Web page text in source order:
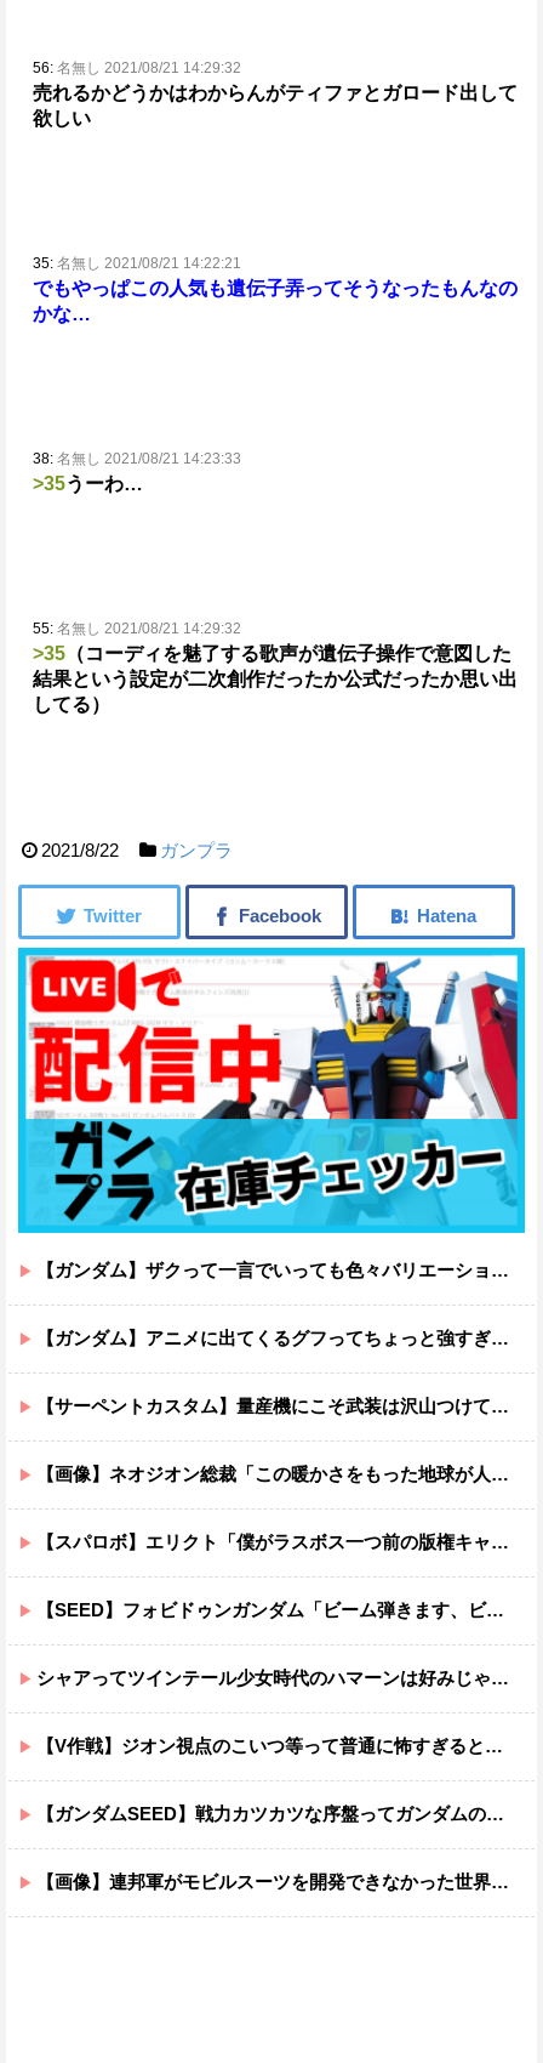
56: 名無し 2021/08/21 14:29:32
売れるかどうかはわからんがティファとガロード出して
欲しい
35: 名無し 2021/08/21 14:22:21
でもやっぱこの人気も遺伝子弄ってそうなったもんなの
かな…
38: 名無し 2021/08/21 14:23:33
>35うーわ…
55: 名無し 2021/08/21 14:29:32
>35 （コーディを魅了する歌声が遺伝子操作で意図した
結果という設定が二次創作だったか公式だったか思い出
してる）
2021/8/22 ガンプラ
【ガンダム】ザクって一言でいっても色々バリエーションがあるよね
【ガンダム】アニメに出てくるグフってちょっと強すぎじゃない？
【サーペントカスタム】量産機にこそ武装は沢山つけてほしいよね
【画像】ネオジオン総裁「この暖かさをもった地球が人間さえ破壊するんだ（汗だく）」
【スパロボ】エリクト「僕がラスボス一つ前の版権キャラ最後の敵ってちょっと荷が重すぎない？」
【SEED】フォビドゥンガンダム「ビーム弾きます、ビーム曲げられます、空飛びます」←二世代目でこれ出来るのおかしいだろ
シャアってツインテール少女時代のハマーンは好みじゃなかったの？
【V作戦】ジオン視点のこいつ等って普通に怖すぎると思う…
【ガンダムSEED】戦力カツカツな序盤ってガンダムの中だと割と珍しい気がする
【画像】連邦軍がモビルスーツを開発できなかった世界線のガンダムｗｗｗｗｗｗｗ